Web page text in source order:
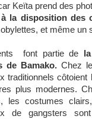
Keïta prend des
la disposition des
et même un
font partie de
de Bamako. Chez
traditionnels
plus modernes.
les costumes
de gangsters